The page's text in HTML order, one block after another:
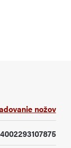
nožov
4002293107875